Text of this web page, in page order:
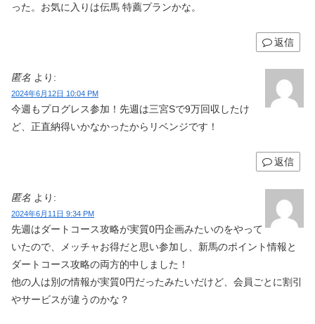
った。お気に入りは伝馬 特薦プランかな。
返信
匿名 より:
2024年6月12日 10:04 PM
今週もプログレス参加！先週は三宮Sで9万回収したけ
ど、正直納得いかなかったからリベンジです！
返信
匿名 より:
2024年6月11日 9:34 PM
先週はダートコース攻略が実質0円企画みたいのをやって
いたので、メッチャお得だと思い参加し、新馬のポイント情報と
ダートコース攻略の両方的中しました！
他の人は別の情報が実質0円だったみたいだけど、会員ごとに割引
やサービスが違うのかな？